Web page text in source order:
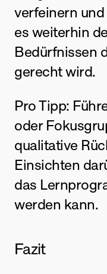
verfeinern
es weiterhin
Bedürfnissen
gerecht wird.
Pro Tipp:
oder
qualitative
Einsichten
das
werden kann.
Fazit